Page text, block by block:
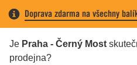
Doprava zdarma na všechny
Je Praha - Černý Most
prodejna?